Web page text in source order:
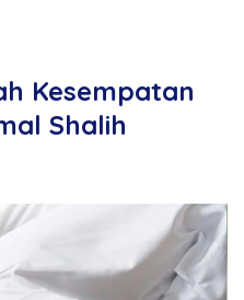
Kesempatan
Shalih